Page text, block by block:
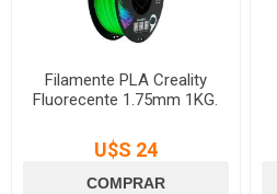
Filamente PLA Creality
Fluorecente 1.75mm 1KG.
U$S 24